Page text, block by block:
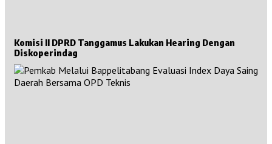
Komisi II DPRD Tanggamus Lakukan Hearing Dengan
Diskoperindag